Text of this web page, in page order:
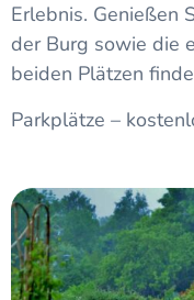
Erlebnis. Genießen
der Burg sowie die
beiden Plätzen
Parkplätze –